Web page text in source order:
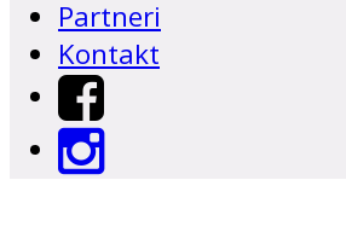
Partneri
Kontakt